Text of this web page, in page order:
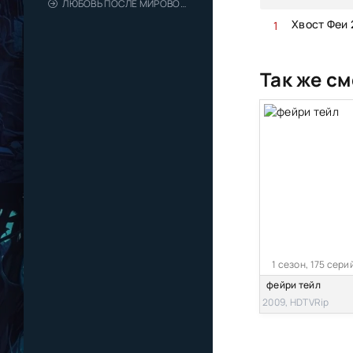
ЛЮБОВЬ ПОСЛЕ МИРОВОГО ГОСПОДСТВА
Хвост Феи
Так же
1 сезон, 175
фейри тейл
2009, HDTVRip